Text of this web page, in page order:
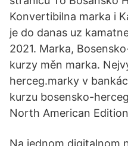
Konvertibilna marka i
je do danas uz
2021. Marka,
kurzy měn marka.
herceg.marky v
kurzu bosensko-
North American
Na jednom digitalnom